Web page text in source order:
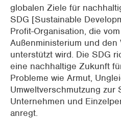
Gewerbebau
globalen Ziele für
SDG [Sustainable
Profit-Organisation, die
Außenministerium und den
unterstützt wird. Die SDG
eine nachhaltige Zukunft
Probleme wie Armut,
Umweltverschmutzung zur
Unternehmen und
anregt.